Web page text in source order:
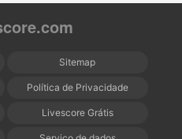
Sitemap
Política de Privacidade
Livescore Grátis